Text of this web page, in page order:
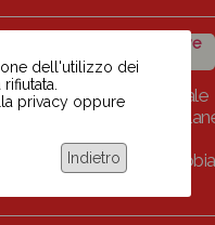
Storico iniziative
Biblioteca digitale
Link
Chi siamo
Razzismo,
dell'utilizzo dei
privacy oppure
Indietro